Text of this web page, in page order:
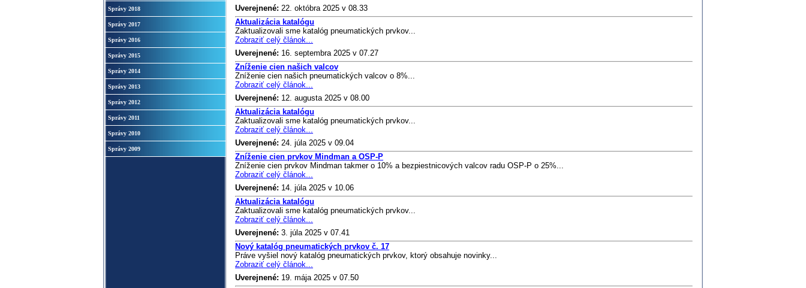
Správy 2018
Správy 2017
Správy 2016
Správy 2015
Správy 2014
Správy 2013
Správy 2012
Správy 2011
Správy 2010
Správy 2009
Uverejnené: 22. októbra 2025 v 08.33
Aktualizácia katalógu
Zaktualizovali sme katalóg pneumatických prvkov...
Zobraziť celý článok...
Uverejnené: 16. septembra 2025 v 07.27
Zníženie cien našich valcov
Zníženie cien našich pneumatických valcov o 8%...
Zobraziť celý článok...
Uverejnené: 12. augusta 2025 v 08.00
Aktualizácia katalógu
Zaktualizovali sme katalóg pneumatických prvkov...
Zobraziť celý článok...
Uverejnené: 24. júla 2025 v 09.04
Zníženie cien prvkov Mindman a OSP-P
Zníženie cien prvkov Mindman takmer o 10% a bezpiestnicových valcov radu OSP-P o 25%...
Zobraziť celý článok...
Uverejnené: 14. júla 2025 v 10.06
Aktualizácia katalógu
Zaktualizovali sme katalóg pneumatických prvkov...
Zobraziť celý článok...
Uverejnené: 3. júla 2025 v 07.41
Nový katalóg pneumatických prvkov č. 17
Práve vyšiel nový katalóg pneumatických prvkov, ktorý obsahuje novinky...
Zobraziť celý článok...
Uverejnené: 19. mája 2025 v 07.50